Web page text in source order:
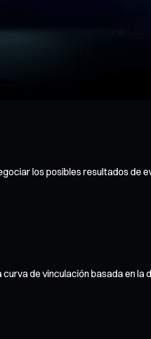
los posibles resultados de
de vinculación basada en